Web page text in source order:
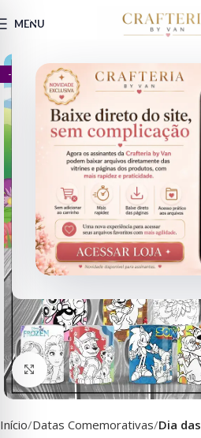
MENU
- 77%
Clique para ampliar
Início Datas Comemorativas Dia